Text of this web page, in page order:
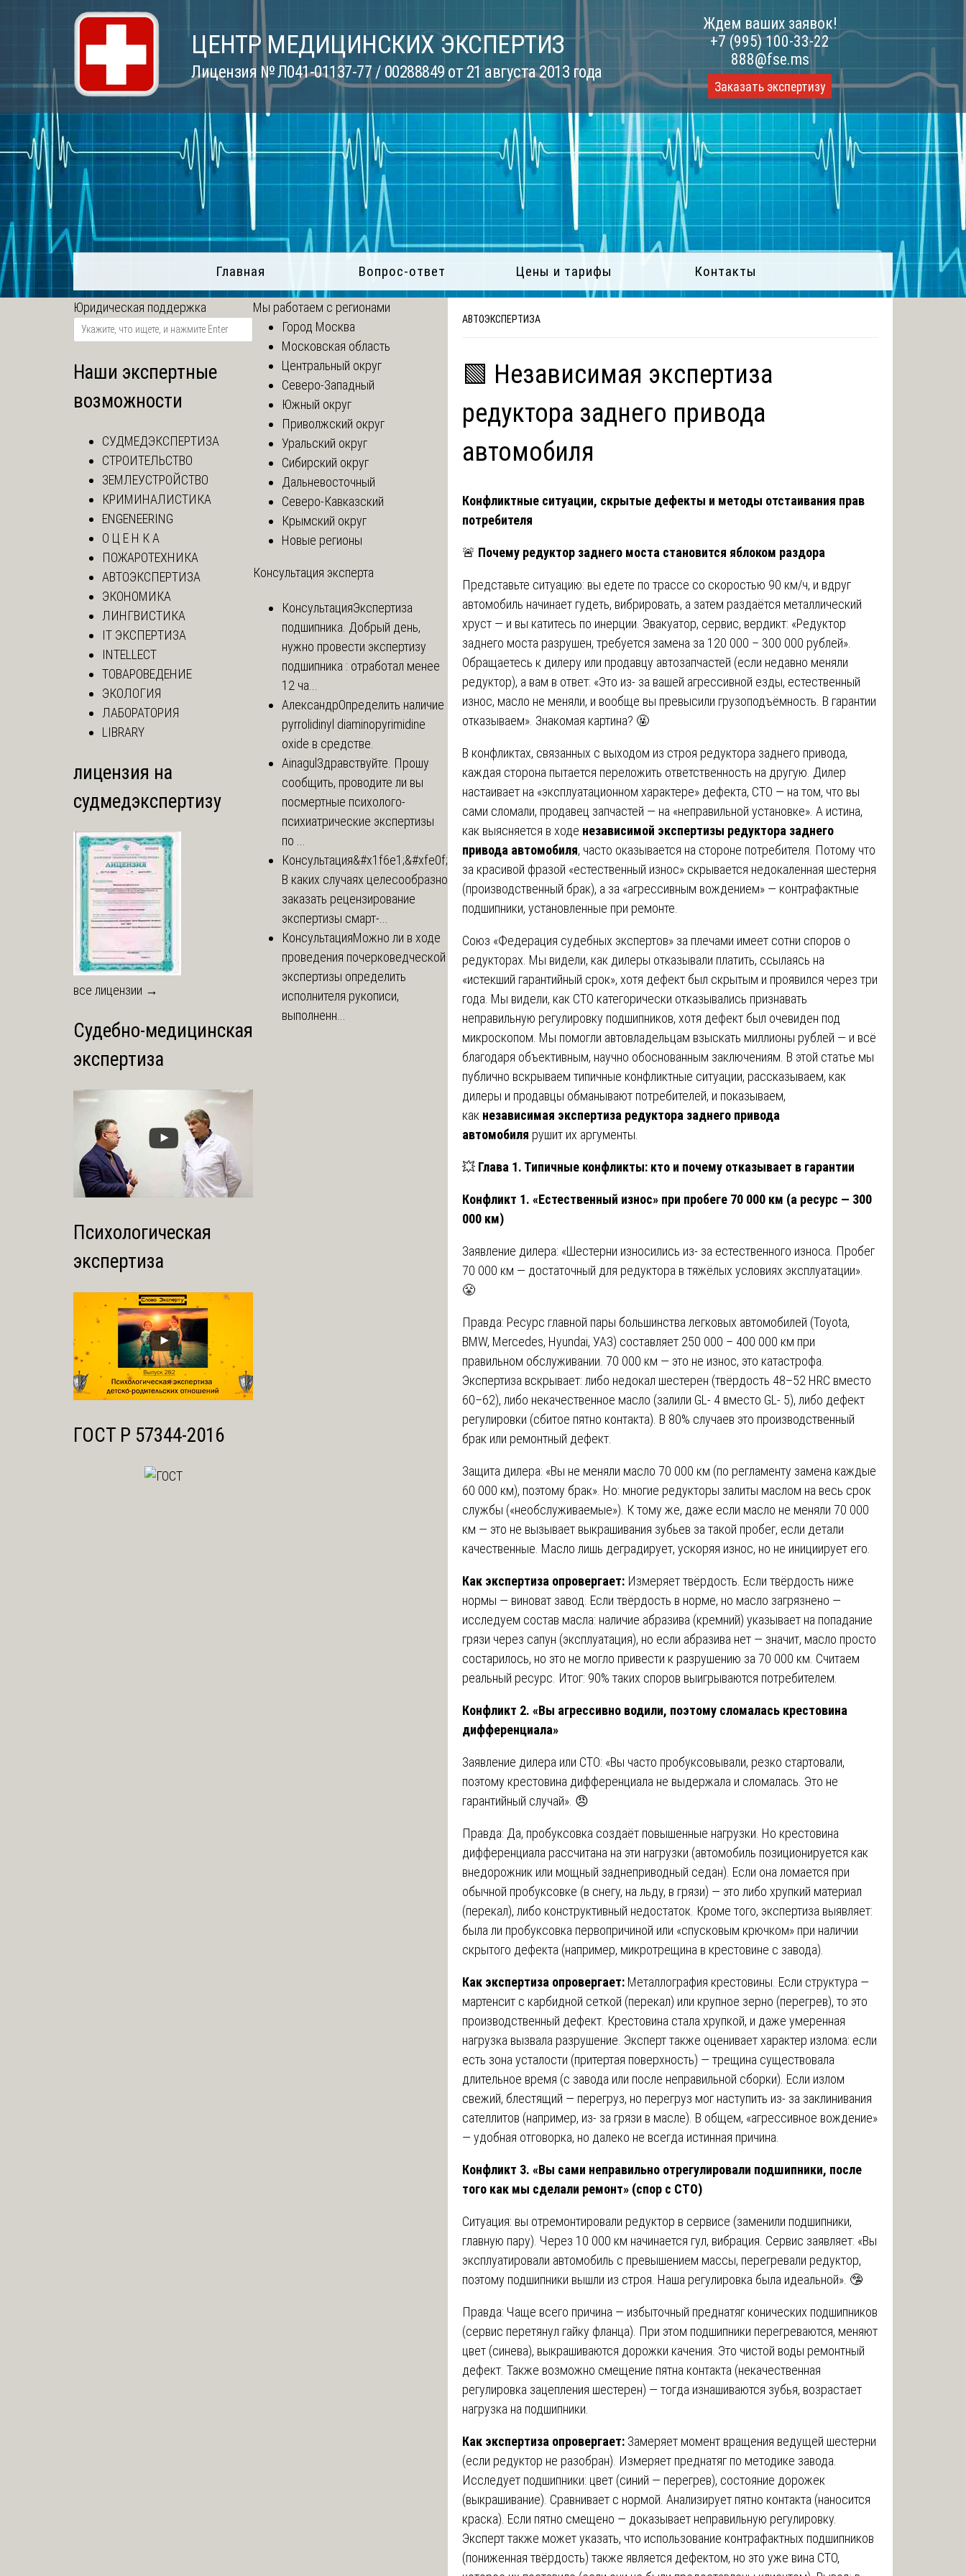
ЦЕНТР МЕДИЦИНСКИХ ЭКСПЕРТИЗ
Лицензия № Л041-01137-77 / 00288849 от 21 августа 2013 года
Ждем ваших заявок!
+7 (995) 100-33-22
888@fse.ms
Заказать экспертизу
Главная Вопрос-ответ Цены и тарифы Контакты
АВТОЭКСПЕРТИЗА
🟩 Независимая экспертиза
редуктора заднего привода
автомобиля
Конфликтные ситуации, скрытые дефекты и методы отстаивания прав
потребителя
🚨 Почему редуктор заднего моста становится яблоком раздора
Представьте ситуацию: вы едете по трассе со скоростью 90 км/ч, и вдруг
автомобиль начинает гудеть, вибрировать, а затем раздаётся металлический
хруст — и вы катитесь по инерции. Эвакуатор, сервис, вердикт: «Редуктор
заднего моста разрушен, требуется замена за 120 000 – 300 000 рублей».
Обращаетесь к дилеру или продавцу автозапчастей (если недавно меняли
редуктор), а вам в ответ: «Это из- за вашей агрессивной езды, естественный
износ, масло не меняли, и вообще вы превысили грузоподъёмность. В гарантии
отказываем». Знакомая картина? 🤬
В конфликтах, связанных с выходом из строя редуктора заднего привода,
каждая сторона пытается переложить ответственность на другую. Дилер
настаивает на «эксплуатационном характере» дефекта, СТО — на том, что вы
сами сломали, продавец запчастей — на «неправильной установке». А истина,
как выясняется в ходе независимой экспертизы редуктора заднего
привода автомобиля, часто оказывается на стороне потребителя. Потому что
за красивой фразой «естественный износ» скрывается недокаленная шестерня
(производственный брак), а за «агрессивным вождением» — контрафактные
подшипники, установленные при ремонте.
Союз «Федерация судебных экспертов» за плечами имеет сотни споров о
редукторах. Мы видели, как дилеры отказывали платить, ссылаясь на
«истекший гарантийный срок», хотя дефект был скрытым и проявился через три
года. Мы видели, как СТО категорически отказывались признавать
неправильную регулировку подшипников, хотя дефект был очевиден под
микроскопом. Мы помогли автовладельцам взыскать миллионы рублей — и всё
благодаря объективным, научно обоснованным заключениям. В этой статье мы
публично вскрываем типичные конфликтные ситуации, рассказываем, как
дилеры и продавцы обманывают потребителей, и показываем,
как независимая экспертиза редуктора заднего привода
автомобиля рушит их аргументы.
💥 Глава 1. Типичные конфликты: кто и почему отказывает в гарантии
Конфликт 1. «Естественный износ» при пробеге 70 000 км (а ресурс — 300
000 км)
Заявление дилера: «Шестерни износились из- за естественного износа. Пробег
70 000 км — достаточный для редуктора в тяжёлых условиях эксплуатации».
😤
Правда: Ресурс главной пары большинства легковых автомобилей (Toyota,
BMW, Mercedes, Hyundai, УАЗ) составляет 250 000 – 400 000 км при
правильном обслуживании. 70 000 км — это не износ, это катастрофа.
Экспертиза вскрывает: либо недокал шестерен (твёрдость 48–52 HRC вместо
60–62), либо некачественное масло (залили GL- 4 вместо GL- 5), либо дефект
регулировки (сбитое пятно контакта). В 80% случаев это производственный
брак или ремонтный дефект.
Защита дилера: «Вы не меняли масло 70 000 км (по регламенту замена каждые
60 000 км), поэтому брак». Но: многие редукторы залиты маслом на весь срок
службы («необслуживаемые»). К тому же, даже если масло не меняли 70 000
км — это не вызывает выкрашивания зубьев за такой пробег, если детали
качественные. Масло лишь деградирует, ускоряя износ, но не инициирует его.
Как экспертиза опровергает: Измеряет твёрдость. Если твёрдость ниже
нормы — виноват завод. Если твёрдость в норме, но масло загрязнено —
исследуем состав масла: наличие абразива (кремний) указывает на попадание
грязи через сапун (эксплуатация), но если абразива нет — значит, масло просто
состарилось, но это не могло привести к разрушению за 70 000 км. Считаем
реальный ресурс. Итог: 90% таких споров выигрываются потребителем.
Конфликт 2. «Вы агрессивно водили, поэтому сломалась крестовина
дифференциала»
Заявление дилера или СТО: «Вы часто пробуксовывали, резко стартовали,
поэтому крестовина дифференциала не выдержала и сломалась. Это не
гарантийный случай». 😠
Правда: Да, пробуксовка создаёт повышенные нагрузки. Но крестовина
дифференциала рассчитана на эти нагрузки (автомобиль позиционируется как
внедорожник или мощный заднеприводный седан). Если она ломается при
обычной пробуксовке (в снегу, на льду, в грязи) — это либо хрупкий материал
(перекал), либо конструктивный недостаток. Кроме того, экспертиза выявляет:
была ли пробуксовка первопричиной или «спусковым крючком» при наличии
скрытого дефекта (например, микротрещина в крестовине с завода).
Как экспертиза опровергает: Металлография крестовины. Если структура —
мартенсит с карбидной сеткой (перекал) или крупное зерно (перегрев), то это
производственный дефект. Крестовина стала хрупкой, и даже умеренная
нагрузка вызвала разрушение. Эксперт также оценивает характер излома: если
есть зона усталости (притертая поверхность) — трещина существовала
длительное время (с завода или после неправильной сборки). Если излом
свежий, блестящий — перегруз, но перегруз мог наступить из- за заклинивания
сателлитов (например, из- за грязи в масле). В общем, «агрессивное вождение»
— удобная отговорка, но далеко не всегда истинная причина.
Конфликт 3. «Вы сами неправильно отрегулировали подшипники, после
того как мы сделали ремонт» (спор с СТО)
Ситуация: вы отремонтировали редуктор в сервисе (заменили подшипники,
главную пару). Через 10 000 км начинается гул, вибрация. Сервис заявляет: «Вы
эксплуатировали автомобиль с превышением массы, перегревали редуктор,
поэтому подшипники вышли из строя. Наша регулировка была идеальной». 🤥
Правда: Чаще всего причина — избыточный преднатяг конических подшипников
(сервис перетянул гайку фланца). При этом подшипники перегреваются, меняют
цвет (синева), выкрашиваются дорожки качения. Это чистой воды ремонтный
дефект. Также возможно смещение пятна контакта (некачественная
регулировка зацепления шестерен) — тогда изнашиваются зубья, возрастает
нагрузка на подшипники.
Как экспертиза опровергает: Замеряет момент вращения ведущей шестерни
(если редуктор не разобран). Измеряет преднатяг по методике завода.
Исследует подшипники: цвет (синий — перегрев), состояние дорожек
(выкрашивание). Сравнивает с нормой. Анализирует пятно контакта (наносится
краска). Если пятно смещено — доказывает неправильную регулировку.
Эксперт также может указать, что использование контрафактных подшипников
(пониженная твёрдость) также является дефектом, но это уже вина СТО,
Юридическая поддержка
Наши экспертные
возможности
СУДМЕДЭКСПЕРТИЗА
СТРОИТЕЛЬСТВО
ЗЕМЛЕУСТРОЙСТВО
КРИМИНАЛИСТИКА
ENGENEERING
О Ц Е Н К А
ПОЖАРОТЕХНИКА
АВТОЭКСПЕРТИЗА
ЭКОНОМИКА
ЛИНГВИСТИКА
IT ЭКСПЕРТИЗА
INTELLECT
ТОВАРОВЕДЕНИЕ
ЭКОЛОГИЯ
ЛАБОРАТОРИЯ
LIBRARY
лицензия на
судмедэкспертизу
все лицензии →
Судебно-медицинская
экспертиза
Психологическая
экспертиза
ГОСТ Р 57344-2016
Мы работаем с регионами
Город Москва
Московская область
Центральный округ
Северо-Западный
Южный округ
Приволжский округ
Уральский округ
Сибирский округ
Дальневосточный
Северо-Кавказский
Крымский округ
Новые регионы
Консультация эксперта
КонсультацияЭкспертиза
подшипника. Добрый день,
нужно провести экспертизу
подшипника : отработал менее
12 ча...
АлександрОпределить наличие
pyrrolidinyl diaminopyrimidine
oxide в средстве.
Ainagul Здравствуйте. Прошу
сообщить, проводите ли вы
посмертные психолого-
психиатрические экспертизы
по ...
Консультация&#x1f6e1;&#xfe0f;
В каких случаях целесообразно
заказать рецензирование
экспертизы смарт-...
КонсультацияМожно ли в ходе
проведения почерковедческой
экспертизы определить
исполнителя рукописи,
выполненн...